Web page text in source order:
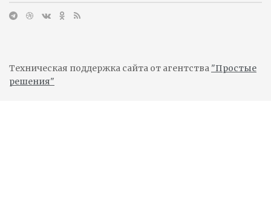
Техническая поддержка сайта от агентства "Простые
решения"